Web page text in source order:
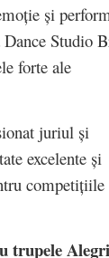
și
Studio
forte ale
juriul și
excelente și
competițiile
trupele